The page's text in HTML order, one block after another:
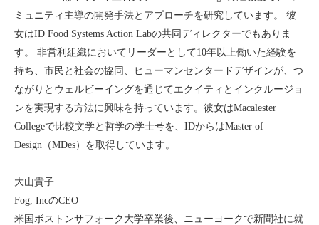
ミュニティ主導の開発手法とアプローチを研究しています。 彼
女はID Food Systems Action Labの共同ディレクターでもありま
す。 非営利組織においてリーダーとして10年以上働いた経験を
持ち、市民と社会の協同、ヒューマンセンタードデザインが、つ
ながりとウェルビーイングを通じてエクイティとインクルージョ
ンを実現する方法に興味を持っています。彼女はMacalester
Collegeで比較文学と哲学の学士号を、IDからはMaster of
Design（MDes）を取得しています。
大山貴子
Fog, IncのCEO
米国ボストンサフォーク大学卒業後、ニューヨークで新聞社に就